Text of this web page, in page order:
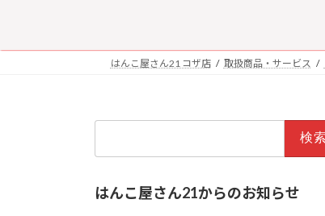
はんこ屋さん21 コザ店 取扱商品・サービス
はんこ屋さん21からのお知らせ